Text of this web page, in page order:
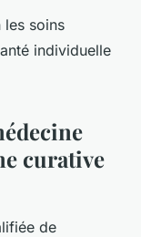
les soins
individuelle
curative
de